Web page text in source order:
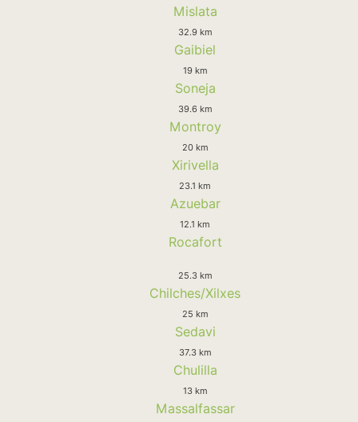
Mislata
32.9 km
Gaibiel
19 km
Soneja
39.6 km
Montroy
20 km
Xirivella
23.1 km
Azuebar
12.1 km
Rocafort
25.3 km
Chilches/Xilxes
25 km
Sedavi
37.3 km
Chulilla
13 km
Massalfassar